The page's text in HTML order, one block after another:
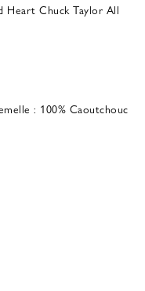
Heart Chuck Taylor All
: 100% Caoutchouc